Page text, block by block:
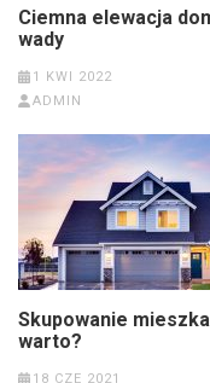
Ciemna elewacja
wady
1 KWI 2022
ADMIN
Skupowanie
warto?
18 CZE 2021